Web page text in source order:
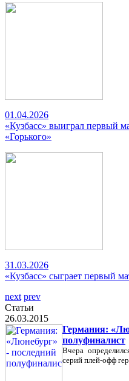
01.04.2026
«Кузбасс» выиграл первый
«Горького»
31.03.2026
«Кузбасс» сыграет первый
next prev
Статьи
26.03.2015
Германия:
полуфиналист
Вчера
серий плей-офф